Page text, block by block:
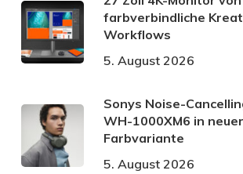
farbverbindliche
Workflows
5. August 2026
Sonys Noise-
WH-1000XM6 in neuer
Farbvariante
5. August 2026